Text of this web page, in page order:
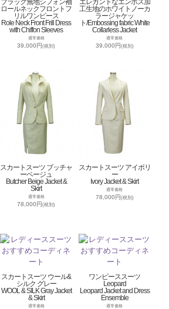
ブラック無地シフォン袖
ロールネックフロントフ
リルワンピース
Role Neck Front Frill Dress
with Chiffon Sleeves
通常価格
39,000円(税別)
エレガントなエンボス加
工生地のホワイトノーカ
ラージャケッ
ト/Embossing fabric White
Collarless Jacket
通常価格
39,000円(税別)
スカートスーツ ブッチャ
ーベージュ
Butcher Beige Jacket &
Skirt
通常価格
78,000円(税別)
スカートスーツ アイボリ
ー
Ivory Jacket & Skirt
通常価格
78,000円(税別)
スカートスーツ ウール&
シルク グレー
WOOL & SILK Gray Jacket
& Skirt
通常価格
ワンピーススーツ
Leopard
Leopard Jacket and Dress
Ensemble
通常価格